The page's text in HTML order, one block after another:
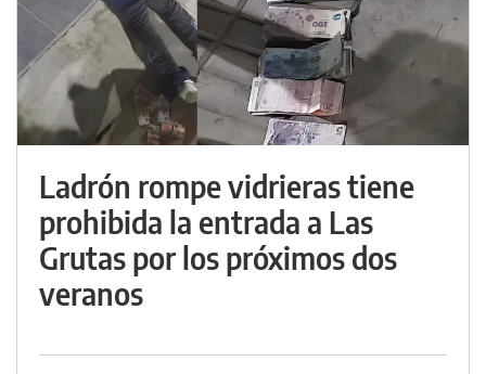
Ladrón rompe vidrieras tiene
prohibida la entrada a Las
Grutas por los próximos dos
veranos